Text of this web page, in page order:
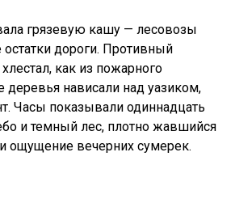
грязевую кашу — лесовозы
дороги. Противный
как из пожарного
деревья нависали над уазиком,
Часы показывали одиннадцать
и темный лес, плотно жавшийся
ощущение вечерних сумерек.